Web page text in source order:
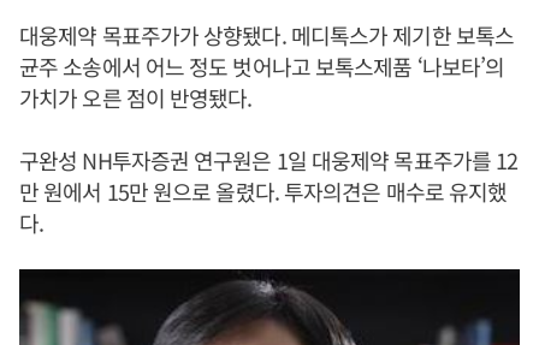
대웅제약 목표주가가 상향됐다. 메디톡스가 제기한 보톡스
균주 소송에서 어느 정도 벗어나고 보톡스제품 ‘나보타’의
가치가 오른 점이 반영됐다.
구완성 NH투자증권 연구원은 1일 대웅제약 목표주가를 12
만 원에서 15만 원으로 올렸다. 투자의견은 매수로 유지했
다.